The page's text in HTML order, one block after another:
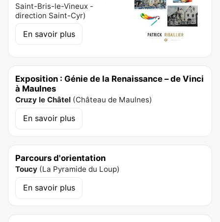
Saint-Bris-le-Vineux -
direction Saint-Cyr)
En savoir plus
Exposition : Génie de la Renaissance – de Vinci
à Maulnes
Cruzy le Châtel (Château de Maulnes)
En savoir plus
Parcours d'orientation
Toucy (La Pyramide du Loup)
En savoir plus